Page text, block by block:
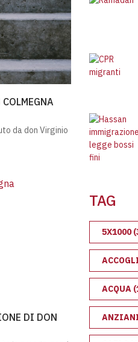
da don Virginio
DI DON COLMEGNA
DI DON
Legge
TAG
5X1000
ACQUA